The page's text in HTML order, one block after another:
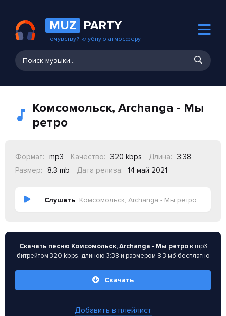
MUZ PARTY
Почувствуй клубную атмосферу
Комсомольск, Archanga - Мы
ретро
Формат: mp3 Качество: 320 kbps Длина:
3:38
Размер:
8.3 mb Дата релиза: 14 май 2021
Слушать Комсомольск, Archanga - Мы ретро
Скачать песню Комсомольск, Archanga - Мы ретров mp3
битрейтом 320 kbps, длиною 3:38 и размером 8.3 мб бесплатно
Скачать
Добавить в плейлист